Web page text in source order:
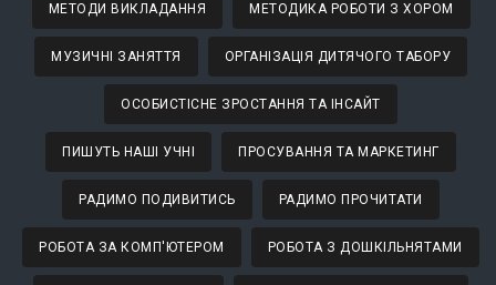
МЕТОДИ ВИКЛАДАННЯ МЕТОДИКА РОБОТИ З ХОРОМ
МУЗИЧНІ ЗАНЯТТЯ ОРГАНІЗАЦІЯ ДИТЯЧОГО ТАБОРУ
ОСОБИСТІСНЕ ЗРОСТАННЯ ТА ІНСАЙТ
ПИШУТЬ НАШІ УЧНІ ПРОСУВАННЯ ТА МАРКЕТИНГ
РАДИМО ПОДИВИТИСЬ РАДИМО ПРОЧИТАТИ
РОБОТА ЗА КОМП'ЮТЕРОМ РОБОТА З ДОШКІЛЬНЯТАМИ